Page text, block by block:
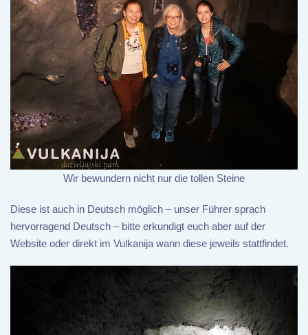
Wir bewundern nicht nur die tollen Steine
Diese ist auch in Deutsch möglich – unser Führer sprach
hervorragend Deutsch – bitte erkundigt euch aber auf der
Website oder direkt im Vulkanija wann diese jeweils stattfindet.